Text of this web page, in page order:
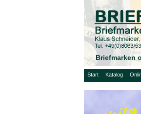
Briefmarken
Start Katalog